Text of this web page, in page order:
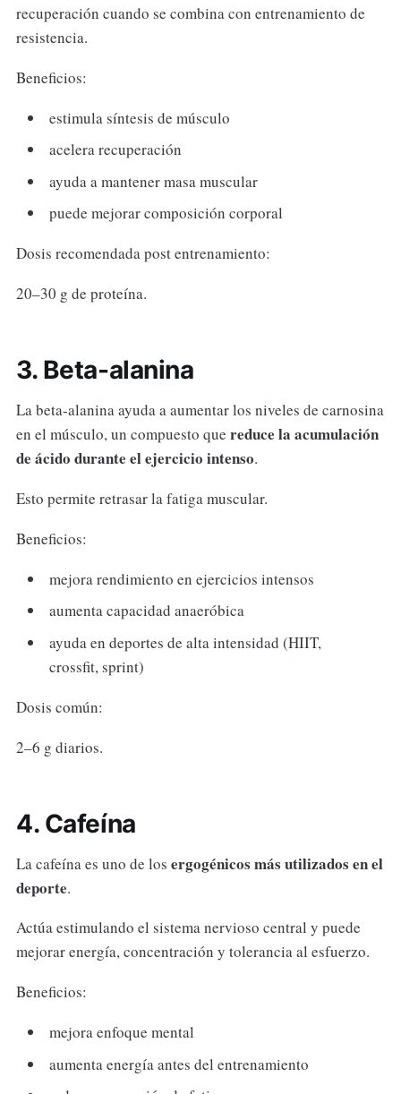
recuperación cuando se combina con entrenamiento de
resistencia.
Beneficios:
estimula síntesis de músculo
acelera recuperación
ayuda a mantener masa muscular
puede mejorar composición corporal
Dosis recomendada post entrenamiento:
20–30 g de proteína.
3. Beta-alanina
La beta-alanina ayuda a aumentar los niveles de carnosina
en el músculo, un compuesto que reduce la acumulación
de ácido durante el ejercicio intenso.
Esto permite retrasar la fatiga muscular.
Beneficios:
mejora rendimiento en ejercicios intensos
aumenta capacidad anaeróbica
ayuda en deportes de alta intensidad (HIIT,
crossfit, sprint)
Dosis común:
2–6 g diarios.
4. Cafeína
La cafeína es uno de los ergogénicos más utilizados en el
deporte.
Actúa estimulando el sistema nervioso central y puede
mejorar energía, concentración y tolerancia al esfuerzo.
Beneficios:
mejora enfoque mental
aumenta energía antes del entrenamiento